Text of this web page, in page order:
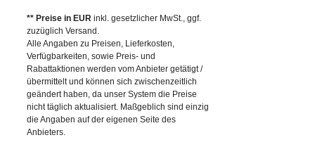
** Preise in EUR inkl. gesetzlicher MwSt., ggf.
zuzüglich Versand.
Alle Angaben zu Preisen, Lieferkosten,
Verfügbarkeiten, sowie Preis- und
Rabattaktionen werden vom Anbieter getätigt /
übermittelt und können sich zwischenzeitlich
geändert haben, da unser System die Preise
nicht täglich aktualisiert. Maßgeblich sind einzig
die Angaben auf der eigenen Seite des
Anbieters.